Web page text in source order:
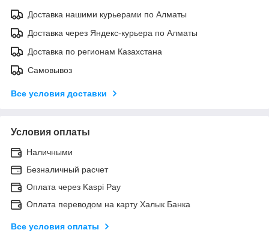
Доставка нашими курьерами по Алматы
Доставка через Яндекс-курьера по Алматы
Доставка по регионам Казахстана
Самовывоз
Все условия доставки
Условия оплаты
Наличными
Безналичный расчет
Оплата через Kaspi Pay
Оплата переводом на карту Халык Банка
Все условия оплаты